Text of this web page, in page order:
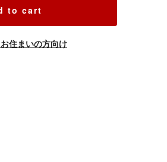
to cart
住まいの方向け